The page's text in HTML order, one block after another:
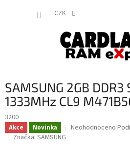
CZK
SAMSUNG 2GB DDR3
1333MHz CL9
3200
Akce Novinka
Průměrné
Neohodnoceno
Značka: SAMSUNG